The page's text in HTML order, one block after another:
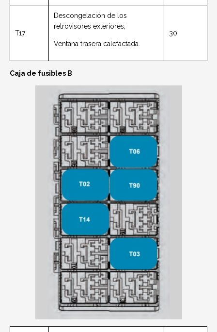
T17
Descongelación de los
retrovisores exteriores;
Ventana trasera calefactada.
30
Caja de fusibles B